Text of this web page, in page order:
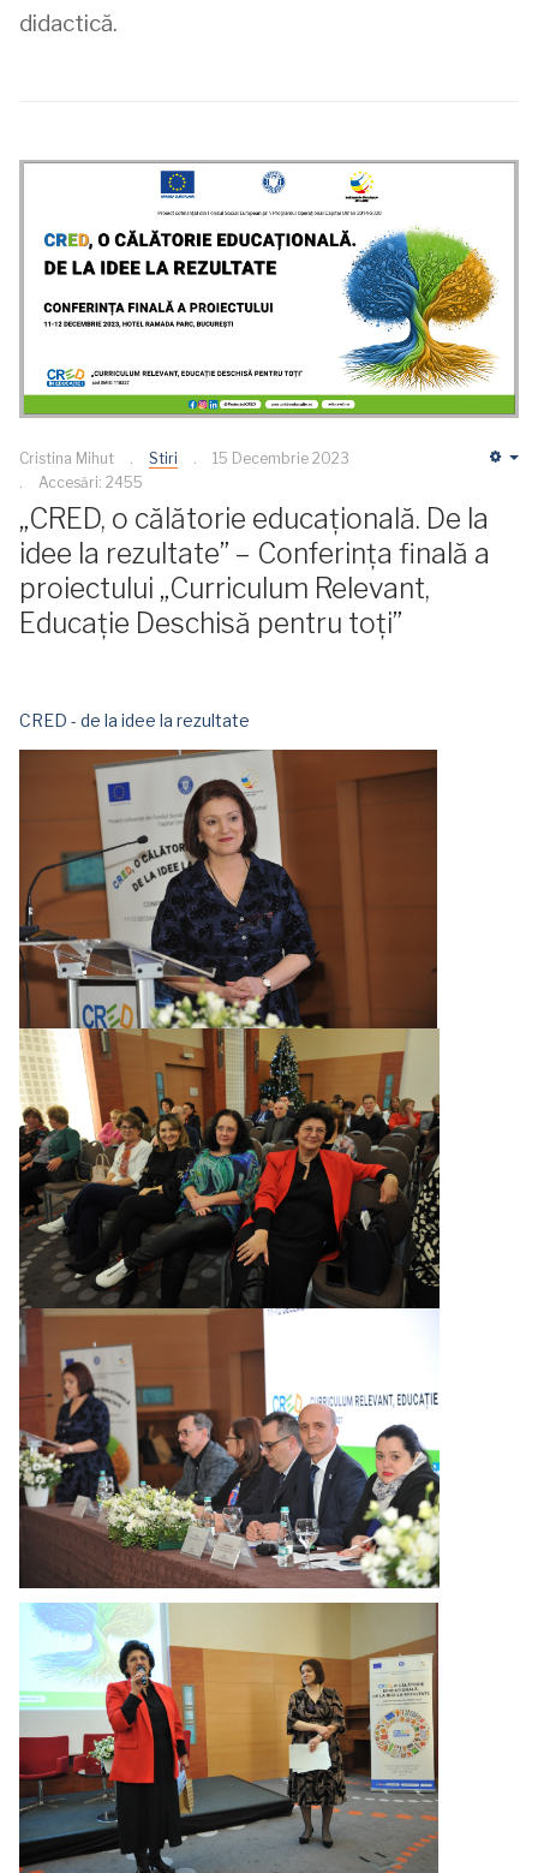
didactică.
Cristina Mihut Stiri
15 Decembrie 2023
Accesări: 2455
„CRED, o călătorie educațională. De la
idee la rezultate” – Conferința finală a
proiectului „Curriculum Relevant,
Educație Deschisă pentru toți”
CRED - de la idee la rezultate